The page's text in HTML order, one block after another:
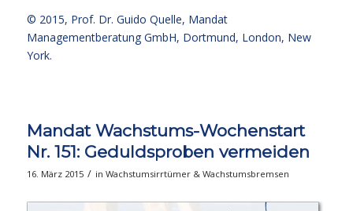
© 2015, Prof. Dr. Guido Quelle, Mandat
Managementberatung GmbH, Dortmund, London, New
York.
Mandat Wachstums-Wochenstart
Nr. 151: Geduldsproben vermeiden
16. März 2015 / in Wachstumsirrtümer & Wachstumsbremsen